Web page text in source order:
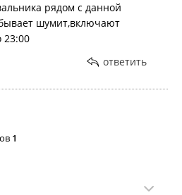
рядом с данной
шумит,включают
23:00
ответить
1